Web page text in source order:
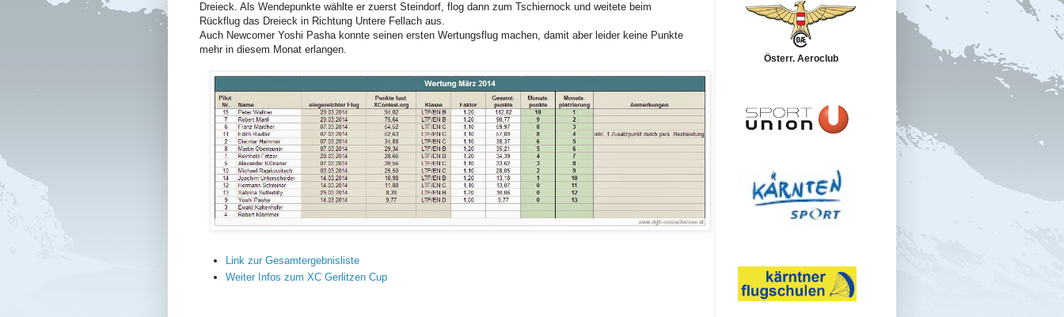
Dreieck. Als Wendepunkte wählte er zuerst Steindorf, flog dann zum Tschiernock und weitete beim
Rückflug das Dreieck in Richtung Untere Fellach aus.
Auch Newcomer Yoshi Pasha konnte seinen ersten Wertungsflug machen, damit aber leider keine Punkte
mehr in diesem Monat erlangen.
Link zur Gesamtergebnisliste
Weiter Infos zum XC Gerlitzen Cup
Österr. Aeroclub